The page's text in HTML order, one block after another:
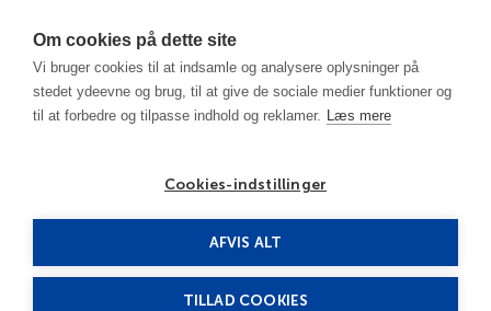
Om cookies på dette site
Vi bruger cookies til at indsamle og analysere oplysninger på
stedet ydeevne og brug, til at give de sociale medier funktioner og
til at forbedre og tilpasse indhold og reklamer. Læs mere
Cookies-indstillinger
AFVIS ALT
TILLAD COOKIES